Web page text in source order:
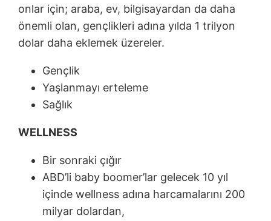
onlar için; araba, ev, bilgisayardan da daha
önemli olan, gençlikleri adına yılda 1 trilyon
dolar daha eklemek üzereler.
Gençlik
Yaşlanmayı erteleme
Sağlık
WELLNESS
Bir sonraki çığır
ABD’li baby boomer’lar gelecek 10 yıl
içinde wellness adına harcamalarını 200
milyar dolardan,